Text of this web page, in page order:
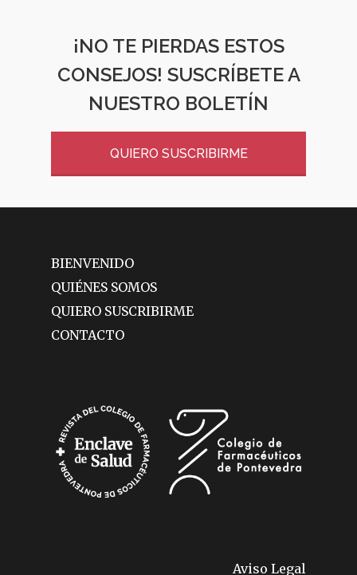
¡NO TE PIERDAS ESTOS
CONSEJOS! SUSCRÍBETE A
NUESTRO BOLETÍN
QUIERO SUSCRIBIRME
BIENVENIDO
QUIÉNES SOMOS
QUIERO SUSCRIBIRME
CONTACTO
Aviso Legal